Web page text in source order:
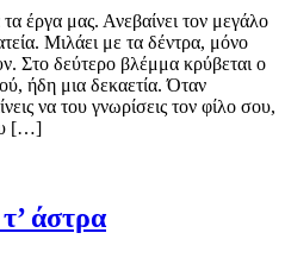
έργα μας. Ανεβαίνει τον μεγάλο
Μιλάει με τα δέντρα, μόνο
Στο δεύτερο βλέμμα κρύβεται ο
ήδη μια δεκαετία. Όταν
να του γνωρίσεις τον φίλο σου,
[…]
άστρα